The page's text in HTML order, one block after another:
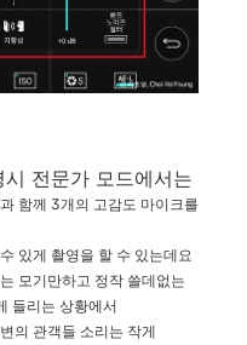
전문가 모드에서는
함께 3개의 고감도 마이크를
있게 촬영을 할 수 있는데요
모기만하고 정작 쓸데없는
들리는 상황에서
의 관객들 소리는 작게